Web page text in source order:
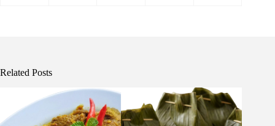
Related Posts